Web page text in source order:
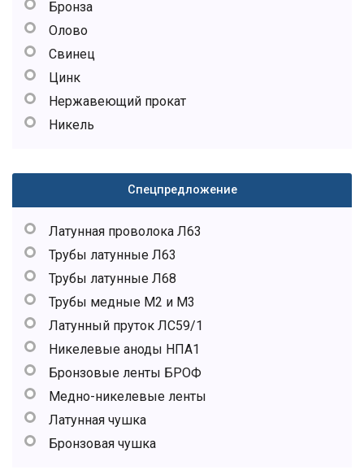
Бронза
Олово
Свинец
Цинк
Нержавеющий прокат
Никель
Спецпредложение
Латунная проволока Л63
Трубы латунные Л63
Трубы латунные Л68
Трубы медные М2 и М3
Латунный пруток ЛС59/1
Никелевые аноды НПА1
Бронзовые ленты БРОФ
Медно-никелевые ленты
Латунная чушка
Бронзовая чушка